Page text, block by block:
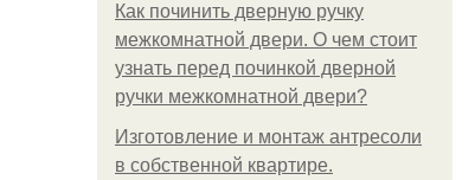
Как починить дверную ручку
межкомнатной двери. О чем стоит
узнать перед починкой дверной
ручки межкомнатной двери?
Изготовление и монтаж антресоли
в собственной квартире.